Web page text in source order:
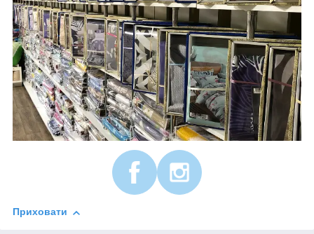
Приховати